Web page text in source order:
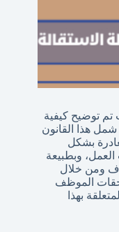
تم توضيح كيفية
هذا القانون
بشكل
وبطبيعة
ومن خلال
الموظف
بهذا